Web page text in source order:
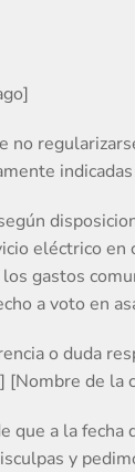
no
eléctrico en
los gastos
a voto en
o duda
[Nombre de la
que a la
y